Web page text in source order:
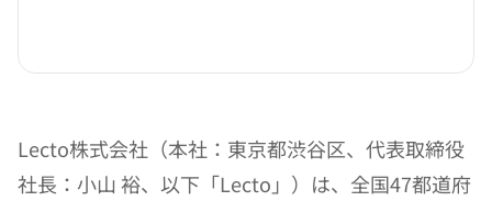
Lecto株式会社（本社：東京都渋谷区、代表取締役
社長：小山 裕、以下「Lecto」）は、全国47都道府